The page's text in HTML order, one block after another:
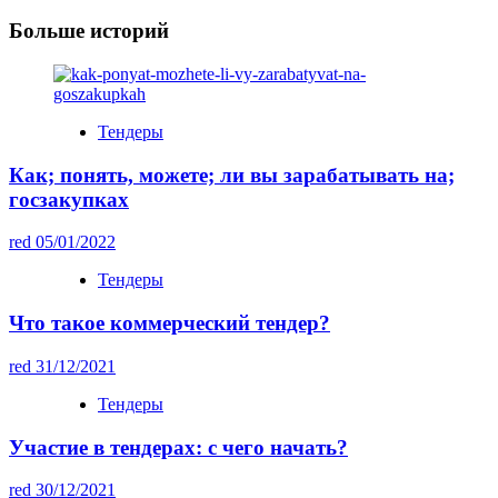
Больше историй
Тендеры
Как; понять, можете; ли вы зарабатывать на;
госзакупках
red 05/01/2022
Тендеры
Что такое коммерческий тендер?
red 31/12/2021
Тендеры
Участие в тендерах: с чего начать?
red 30/12/2021